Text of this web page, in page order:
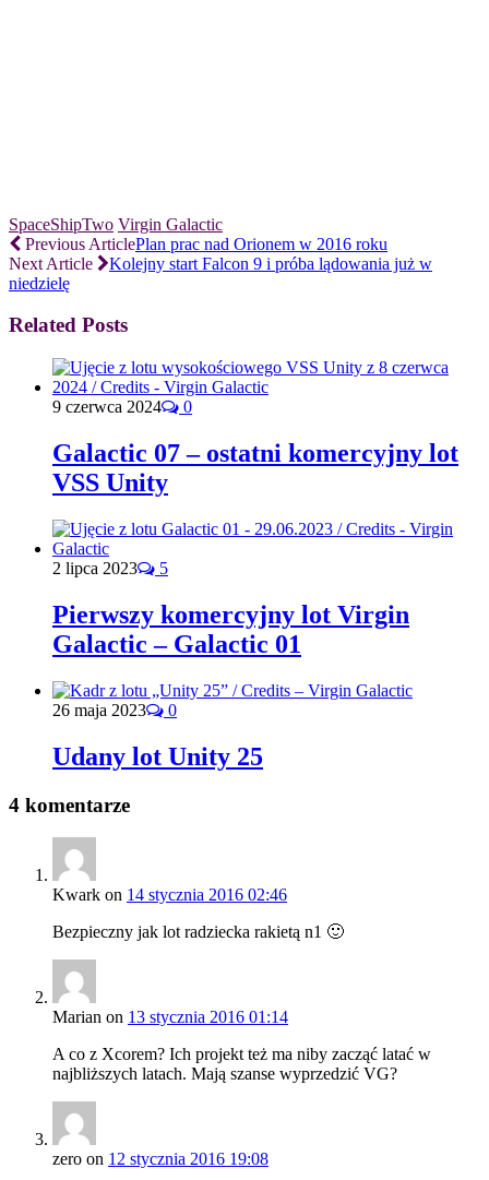
SpaceShipTwo Virgin Galactic
Previous ArticlePlan prac nad Orionem w 2016 roku
Next Article
Kolejny start Falcon 9 i próba lądowania już w
niedzielę
Related Posts
9 czerwca 2024 0
Galactic 07 – ostatni komercyjny lot
VSS Unity
2 lipca 2023 5
Pierwszy komercyjny lot Virgin
Galactic – Galactic 01
26 maja 2023 0
Udany lot Unity 25
4 komentarze
Kwark on 14 stycznia 2016 02:46
Bezpieczny jak lot radziecka rakietą n1 🙂
Marian on 13 stycznia 2016 01:14
A co z Xcorem? Ich projekt też ma niby zacząć latać w
najbliższych latach. Mają szanse wyprzedzić VG?
zero on 12 stycznia 2016 19:08